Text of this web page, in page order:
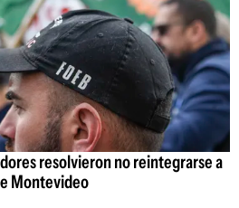
resolvieron no reintegrarse a
Montevideo